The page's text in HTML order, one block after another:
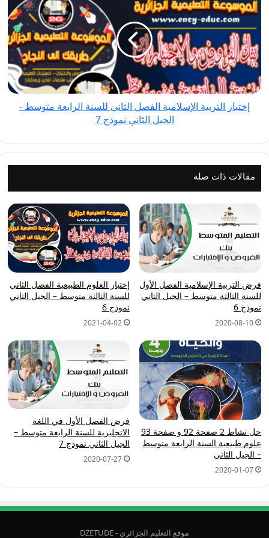
5التربية
الإسلامية
الفصل
الثاني
للسنة
الرابعة
متوسط
نموذج
7
إختبار التربية الإسلامية الفصل الثاني للسنة الرابعة متوسط -
الجيل الثاني نموذج 7
مقالات ذات صلة
فرض التربية الإسلامية الفصل الأول
للسنة الثالثة متوسط – الجيل الثاني
نموذج 6
2020-08-10
إختبار العلوم الطبيعية الفصل الثاني
للسنة الثالثة متوسط – الجيل الثاني
نموذج 6
2021-04-02
حل نشاط 2 صفحة 92 و صفحة 93
علوم طبيعية السنة الرابعة متوسط
– الجيل الثاني
2020-01-07
فرض الفصل الأول في اللغة
الانجليزية للسنة الرابعة متوسط –
الجيل الثاني نموذج 7
2020-07-27
موقع التعليم الجزائري - DZETUDE